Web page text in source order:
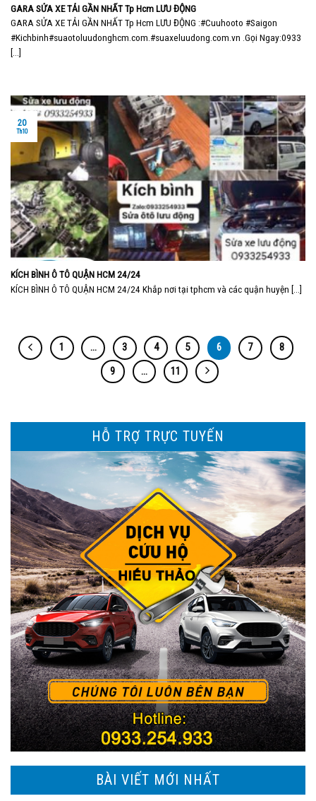
GARA SỬA XE TẢI GẦN NHẤT Tp Hcm LƯU ĐỘNG
GARA SỬA XE TẢI GẦN NHẤT Tp Hcm LƯU ĐỘNG :#Cuuhooto #Saigon
#Kichbinh#suaotoluudonghcm.com.#suaxeluudong.com.vn .Gọi Ngay:0933
[...]
KÍCH BÌNH Ô TÔ QUẬN HCM 24/24
KÍCH BÌNH Ô TÔ QUẬN HCM 24/24 Khắp nơi tại tphcm và các quận huyện [...]
20
Th10
1 … 3 4 5 6 7
8
9
… 11
HỖ TRỢ TRỰC TUYẾN
BÀI VIẾT MỚI NHẤT